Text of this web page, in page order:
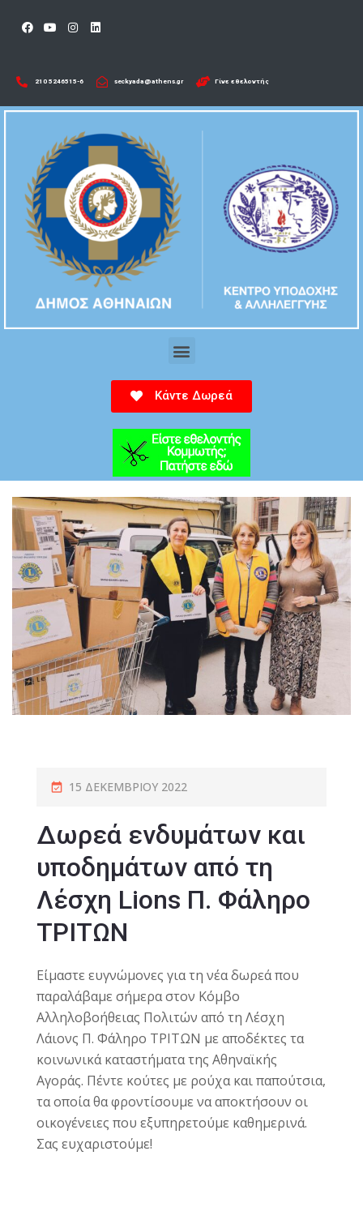
210 5246515-6​ seckyada@athens.gr Γίνε εθελοντής
Κάντε Δωρεά
15 ΔΕΚΕΜΒΡΊΟΥ 2022
Δωρεά ενδυμάτων και
υποδημάτων από τη
Λέσχη Lions Π. Φάληρο
ΤΡΙΤΩΝ
Είμαστε ευγνώμονες για τη νέα δωρεά που
παραλάβαμε σήμερα στον Κόμβο
Αλληλοβοήθειας Πολιτών από τη Λέσχη
Λάιονς Π. Φάληρο ΤΡΙΤΩΝ με αποδέκτες τα
κοινωνικά καταστήματα της Αθηναϊκής
Αγοράς. Πέντε κούτες με ρούχα και παπούτσια,
τα οποία θα φροντίσουμε να αποκτήσουν οι
οικογένειες που εξυπηρετούμε καθημερινά.
Σας ευχαριστούμε!